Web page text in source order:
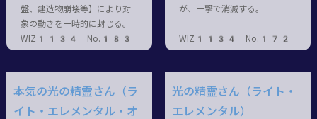
盤、建造物崩壊等】により対
象の動きを一時的に封じる。
WIZ1134 No.183
が、一撃で消滅する。
WIZ1134 No.172
本気の光の精霊さん（ラ
イト・エレメンタル・オ
光の精霊さん（ライト・
エレメンタル）